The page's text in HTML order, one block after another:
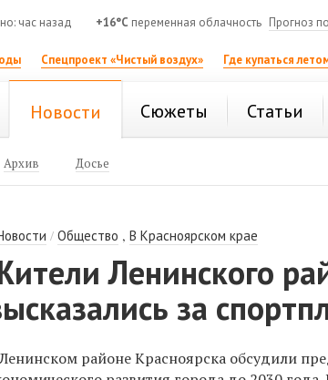
час назад +16°C переменная облачность Прогноз
Спецпроект «Чистый воздух» Где купаться
Новости Сюжеты Статьи
Архив Досье
/Общество ,В Красноярском крае
Ленинского
за
районе Красноярска обсудили